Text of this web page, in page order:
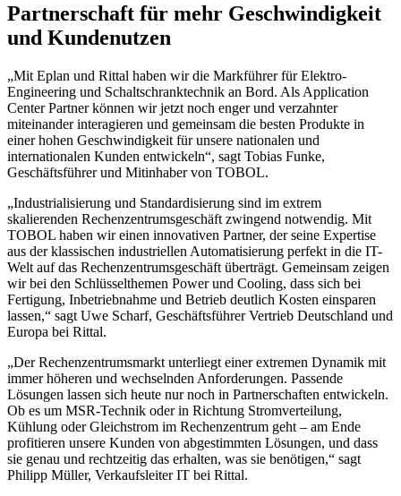
Partnerschaft für mehr Geschwindigkeit
und Kundenutzen
„Mit Eplan und Rittal haben wir die Markführer für Elektro-
Engineering und Schaltschranktechnik an Bord. Als Application
Center Partner können wir jetzt noch enger und verzahnter
miteinander interagieren und gemeinsam die besten Produkte in
einer hohen Geschwindigkeit für unsere nationalen und
internationalen Kunden entwickeln“, sagt Tobias Funke,
Geschäftsführer und Mitinhaber von TOBOL.
„Industrialisierung und Standardisierung sind im extrem
skalierenden Rechenzentrumsgeschäft zwingend notwendig. Mit
TOBOL haben wir einen innovativen Partner, der seine Expertise
aus der klassischen industriellen Automatisierung perfekt in die IT-
Welt auf das Rechenzentrumsgeschäft überträgt. Gemeinsam zeigen
wir bei den Schlüsselthemen Power und Cooling, dass sich bei
Fertigung, Inbetriebnahme und Betrieb deutlich Kosten einsparen
lassen,“ sagt Uwe Scharf, Geschäftsführer Vertrieb Deutschland und
Europa bei Rittal.
„Der Rechenzentrumsmarkt unterliegt einer extremen Dynamik mit
immer höheren und wechselnden Anforderungen. Passende
Lösungen lassen sich heute nur noch in Partnerschaften entwickeln.
Ob es um MSR-Technik oder in Richtung Stromverteilung,
Kühlung oder Gleichstrom im Rechenzentrum geht – am Ende
profitieren unsere Kunden von abgestimmten Lösungen, und dass
sie genau und rechtzeitig das erhalten, was sie benötigen,“ sagt
Philipp Müller, Verkaufsleiter IT bei Rittal.